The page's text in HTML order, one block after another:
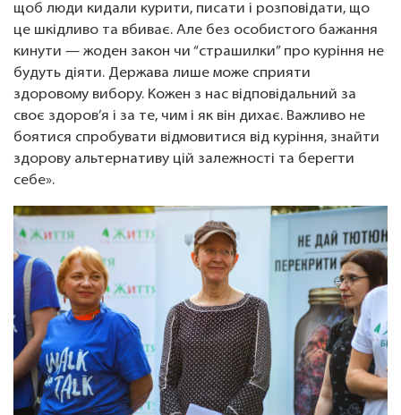
щоб люди кидали курити, писати і розповідати, що
це шкідливо та вбиває. Але без особистого бажання
кинути — жоден закон чи “страшилки” про куріння не
будуть діяти. Держава лише може сприяти
здоровому вибору. Кожен з нас відповідальний за
своє здоров’я і за те, чим і як він дихає. Важливо не
боятися спробувати відмовитися від куріння, знайти
здорову альтернативу цій залежності та берегти
себе».